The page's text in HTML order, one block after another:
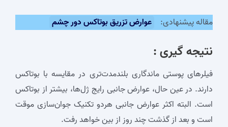
مقاله پیشنهادی: عوارض تزریق بوتاکس دور چشم
نتیجه گیری :
فیلرهای پوستی ماندگاری بلندمدت‌تری در مقایسه با بوتاکس
دارند. در عین حال، عوارض جانبی رایج ژل‌ها، بیشتر از بوتاکس
است. البته اکثر عوارض جانبی هردو تکنیک جوان‌سازی موقت
است و بعد از گذشت چند روز از بین خواهد رفت.